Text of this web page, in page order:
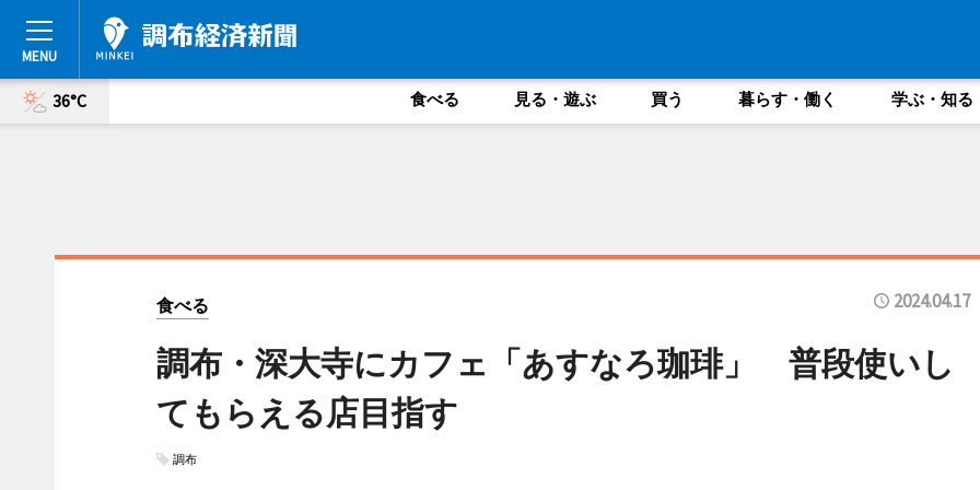
36°C 食べる 見る・遊ぶ 買う 暮らす・働く 学ぶ・知る
食べる 2024.04.17
調布・深大寺にカフェ「あすなろ珈琲」 普段使いし
てもらえる店目指す
調布